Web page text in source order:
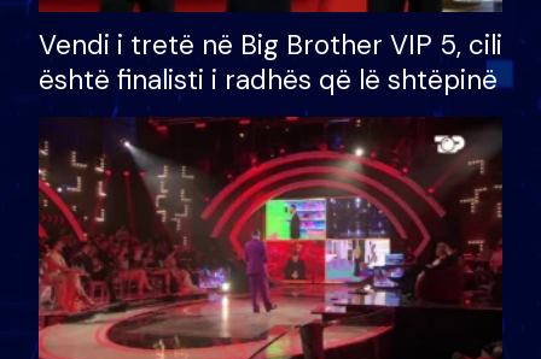
Vendi i tretë në Big Brother VIP 5, cili
është finalisti i radhës që lë shtëpinë